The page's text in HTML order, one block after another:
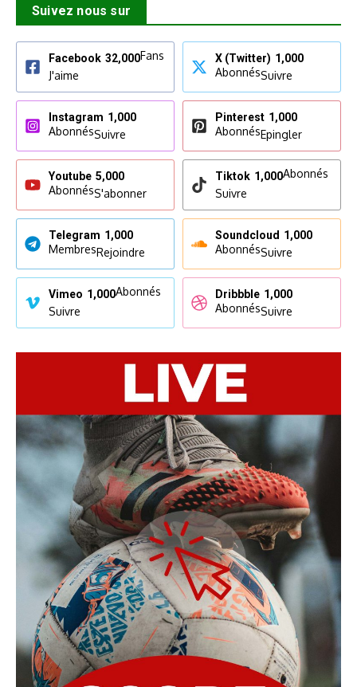
Suivez nous sur
Facebook 32,000Fans
J'aime
X (Twitter) 1,000
AbonnésSuivre
Instagram 1,000
AbonnésSuivre
Pinterest 1,000
AbonnésEpingler
Youtube 5,000
AbonnésS'abonner
Tiktok 1,000Abonnés
Suivre
Telegram 1,000
MembresRejoindre
Soundcloud 1,000
AbonnésSuivre
Vimeo 1,000Abonnés
Suivre
Dribbble 1,000
AbonnésSuivre